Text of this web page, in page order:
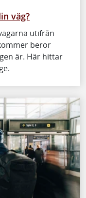
väg?
utifrån
beror
är. Här hittar